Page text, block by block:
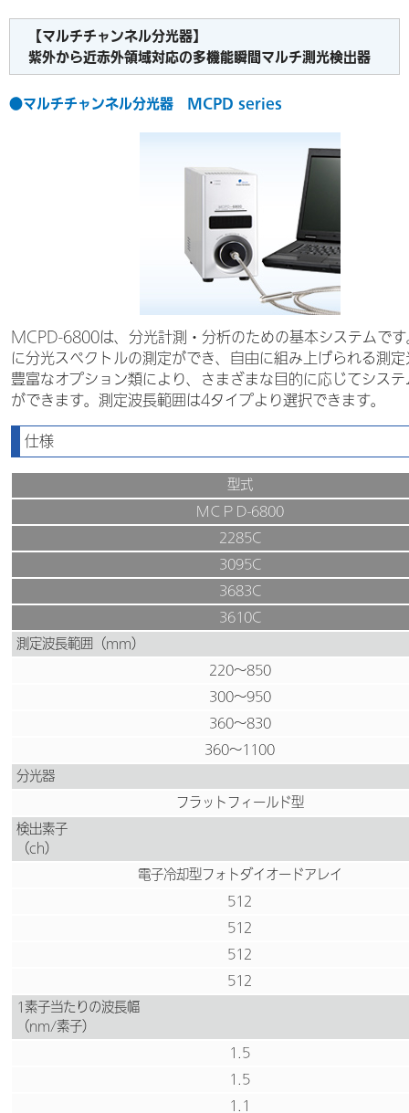
【マルチチャンネル分光器】
紫外から近赤外領域対応の多機能瞬間マルチ測光検出器
●マルチチャンネル分光器 MCPD series
MCPD-6800は、分光計測・分析のための基本システムで
に分光スペクトルの測定ができ、自由に組み上げられる測
豊富なオプション類により、さまざまな目的に応じてシス
ができます。測定波長範囲は4タイプより選択できます。
仕様
型式
ＭＣＰＤ-6800
2285C
3095C
3683C
3610C
測定波長範囲（mm）
220～850
300～950
360～830
360～1100
分光器
フラットフィールド型
検出素子
（ch）
電子冷却型フォトダイオードアレイ
512
512
512
512
1素子当たりの波長幅
（nm/素子）
1.5
1.5
1.1